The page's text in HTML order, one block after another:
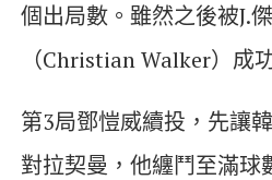
個出局數。雖然之後被J.
（Christian Walker）成
第3局鄧愷威續投，先讓
對拉契曼，他纏鬥至滿